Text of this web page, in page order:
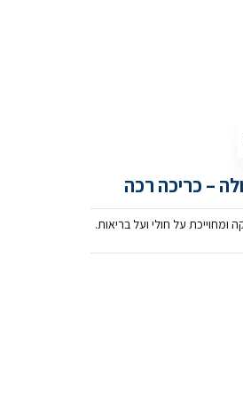
– כריכה רכה
ומחוייכת על חולי ועל בריאות.